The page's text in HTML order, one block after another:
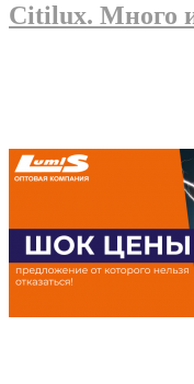
Citilux. Много